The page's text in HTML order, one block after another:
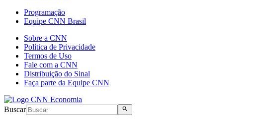
Programação
Equipe CNN Brasil
Sobre a CNN
Política de Privacidade
Termos de Uso
Fale com a CNN
Distribuição do Sinal
Faça parte da Equipe CNN
Buscar